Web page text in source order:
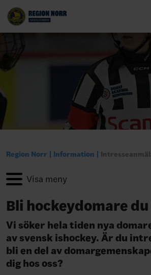
Region Norr Information
Bli hockeydomare
Vi söker hela tiden nya
av svensk ishockey. Är du
bli en del av
dig hos oss?